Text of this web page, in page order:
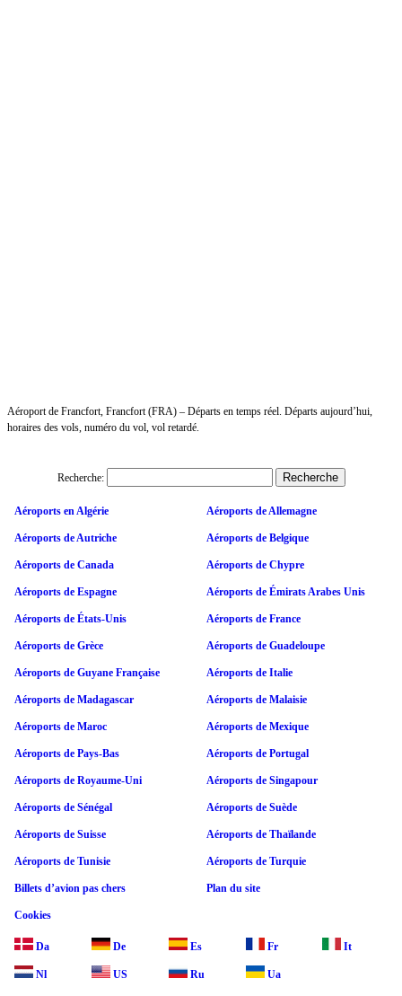
Aéroport de Francfort, Francfort (FRA) – Départs en temps réel. Départs aujourd’hui,
horaires des vols, numéro du vol, vol retardé.
Recherche:
Aéroports en Algérie Aéroports de Allemagne
Aéroports de Autriche Aéroports de Belgique
Aéroports de Canada Aéroports de Chypre
Aéroports de Espagne Aéroports de Émirats Arabes Unis
Aéroports de États-Unis Aéroports de France
Aéroports de Grèce Aéroports de Guadeloupe
Aéroports de Guyane Française Aéroports de Italie
Aéroports de Madagascar Aéroports de Malaisie
Aéroports de Maroc Aéroports de Mexique
Aéroports de Pays-Bas Aéroports de Portugal
Aéroports de Royaume-Uni Aéroports de Singapour
Aéroports de Sénégal Aéroports de Suède
Aéroports de Suisse Aéroports de Thaïlande
Aéroports de Tunisie Aéroports de Turquie
Billets d’avion pas chers Plan du site
Cookies
Da De Es Fr It
Nl US Ru Ua